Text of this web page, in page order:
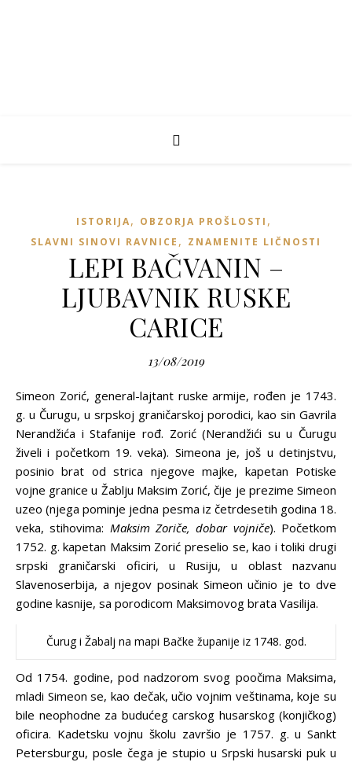
ISTORIJA, OBZORJA PROŠLOSTI ,
SLAVNI SINOVI RAVNICE , ZNAMENITE LIČNOSTI
LEPI BAČVANIN –
LJUBAVNIK RUSKE
CARICE
13/08/2019
Simeon Zorić, general-lajtant ruske armije, rođen je 1743.
g. u Čurugu, u srpskoj graničarskoj porodici, kao sin Gavrila
Nerandžića i Stafanije rođ. Zorić (Nerandžići su u Čurugu
živeli i početkom 19. veka). Simeona je, još u detinjstvu,
posinio brat od strica njegove majke, kapetan Potiske
vojne granice u Žablju Maksim Zorić, čije je prezime Simeon
uzeo (njega pominje jedna pesma iz četrdesetih godina 18.
veka, stihovima: Maksim Zoriče, dobar vojniče). Početkom
1752. g. kapetan Maksim Zorić preselio se, kao i toliki drugi
srpski graničarski oficiri, u Rusiju, u oblast nazvanu
Slavenoserbija, a njegov posinak Simeon učinio je to dve
godine kasnije, sa porodicom Maksimovog brata Vasilija.
Čurug i Žabalj na mapi Bačke županije iz 1748. god.
Od 1754. godine, pod nadzorom svog poočima Maksima,
mladi Simeon se, kao dečak, učio vojnim veštinama, koje su
bile neophodne za budućeg carskog husarskog (konjičkog)
oficira. Kadetsku vojnu školu završio je 1757. g. u Sankt
Petersburgu, posle čega je stupio u Srpski husarski puk u